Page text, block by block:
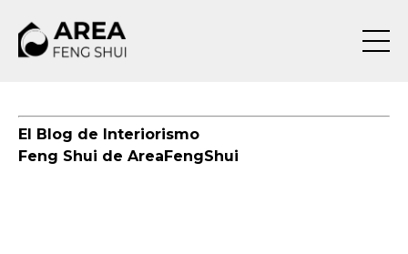
El Blog de Interiorismo
Feng Shui de AreaFengShui